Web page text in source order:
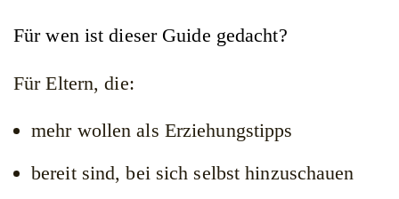
Für wen ist dieser Guide gedacht?
Für Eltern, die:
mehr wollen als Erziehungstipps
bereit sind, bei sich selbst hinzuschauen